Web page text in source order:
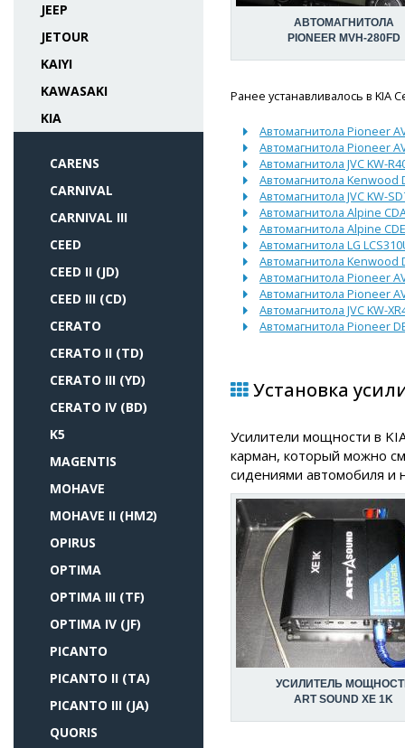
JEEP
JETOUR
KAIYI
KAWASAKI
KIA
CARENS
CARNIVAL
CARNIVAL III
CEED
CEED II (JD)
CEED III (CD)
CERATO
CERATO II (TD)
CERATO III (YD)
CERATO IV (BD)
K5
MAGENTIS
MOHAVE
MOHAVE II (HM2)
OPIRUS
OPTIMA
OPTIMA III (TF)
OPTIMA IV (JF)
PICANTO
PICANTO II (TA)
PICANTO III (JA)
QUORIS
АВТОМАГНИТОЛА
PIONEER MVH-280FD
Ранее устанавливалось в KIA
Автомагнитола Pioneer
Автомагнитола Pioneer
Автомагнитола JVC KW-
Автомагнитола Kenwood
Автомагнитола JVC KW-
Автомагнитола Alpine
Автомагнитола Alpine
Автомагнитола LG
Автомагнитола Kenwood
Автомагнитола Pioneer
Автомагнитола Pioneer
Автомагнитола JVC KW-
Автомагнитола Pioneer
Установка
Усилители мощности в
карман, который можно
сидениями автомобиля и
УСИЛИТЕЛЬ
ART SOUND XE 1K